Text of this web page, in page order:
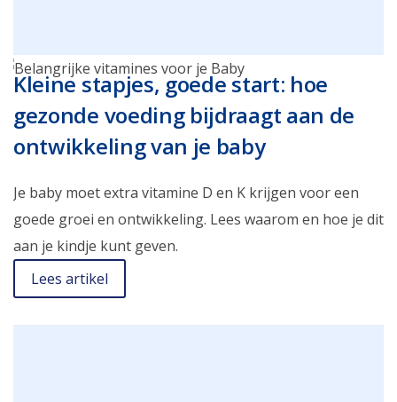
Kleine stapjes, goede start: hoe
gezonde voeding bijdraagt aan de
ontwikkeling van je baby
Je baby moet extra vitamine D en K krijgen voor een
goede groei en ontwikkeling. Lees waarom en hoe je dit
aan je kindje kunt geven.
Lees artikel